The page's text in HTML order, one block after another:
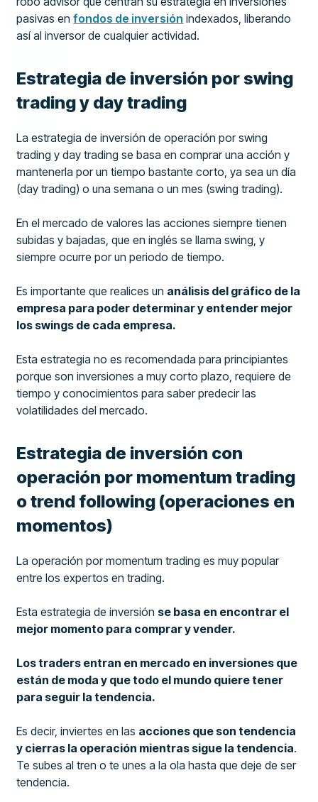
pasivas enfondos de inversión indexados, liberando
así al inversor de cualquier actividad.
Estrategia de inversión por swing
trading y day trading
La estrategia de inversión de operación por swing
trading y day trading se basa en comprar una acción y
mantenerla por un tiempo bastante corto, ya sea un día
(day trading) o una semana o un mes (swing trading).
En el mercado de valores las acciones siempre tienen
subidas y bajadas, que en inglés se llama swing, y
siempre ocurre por un periodo de tiempo.
Es importante que realices un análisis del gráfico de la
empresa para poder determinar y entender mejor
los swings de cada empresa.
Esta estrategia no es recomendada para principiantes
porque son inversiones a muy corto plazo, requiere de
tiempo y conocimientos para saber predecir las
volatilidades del mercado.
Estrategia de inversión con
operación por momentum trading
o trend following (operaciones en
momentos)
La operación por momentum trading es muy popular
entre los expertos en trading.
Esta estrategia de inversión se basa en encontrar el
mejor momento para comprar y vender.
Los traders entran en mercado en inversiones que
están de moda y que todo el mundo quiere tener
para seguir la tendencia.
Es decir, inviertes en las acciones que son tendencia
y cierras la operación mientras sigue la tendencia.
Te subes al tren o te unes a la ola hasta que deje de ser
tendencia.